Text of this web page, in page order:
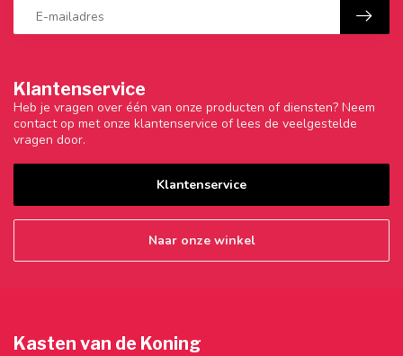
Klantenservice
Heb je vragen over één van onze producten of diensten? Neem
contact op met onze klantenservice of lees de veelgestelde
vragen door.
Klantenservice
Naar onze winkel
Kasten van de Koning